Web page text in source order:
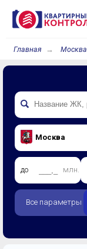
Главная Москва
Москва
до млн.
Все параметры